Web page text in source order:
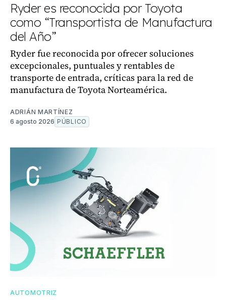
Ryder es reconocida por Toyota
como “Transportista de Manufactura
del Año”
Ryder fue reconocida por ofrecer soluciones
excepcionales, puntuales y rentables de
transporte de entrada, críticas para la red de
manufactura de Toyota Norteamérica.
ADRIÁN MARTÍNEZ
6 agosto 2026 PÚBLICO
AUTOMOTRIZ